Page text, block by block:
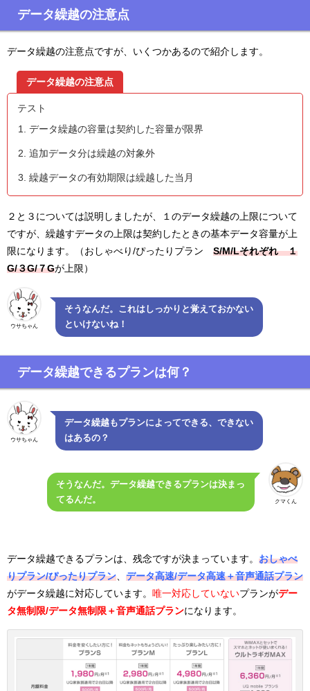
データ繰越の注意点
データ繰越の注意点ですが、いくつかあるので紹介します。
データ繰越の注意点
テスト
データ繰越の容量は契約した容量が限界
追加データ分は繰越の対象外
繰越データの有効期限は繰越した当月
２と３については説明しましたが、１のデータ繰越の上限について
ですが、繰越すデータの上限は契約したときの基本データ容量が上
限になります。（おしゃべり/ぴったりプラン S/M/Lそれぞれ １
G/３G/７Gが上限）
ウサちゃん
そうなんだ。これはしっかりと覚えておかない
といけないね！
データ繰越できるプランは何？
ウサちゃん
データ繰越もプランによってできる、できない
はあるの？
クマくん
そうなんだ。データ繰越できるプランは決まっ
てるんだ。
データ繰越できるプランは、残念ですが決まっています。 おしゃべ
りプラン/ぴったりプラン
データ高速/データ高速＋音声通話プラン
がデータ繰越に対応しています。 唯一対応していないプランがデー
タ無制限/データ無制限＋音声通話プランになります。